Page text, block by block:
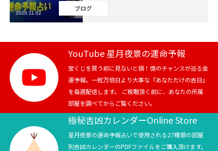
テニス
スポーツ
競馬
テニス四大大会・五輪
ブログ
2020.11.02
YouTube 星月夜景の運命予報
宝くじを買う前に見ないと損！億のチャンスが巡る金
運予報。一粒万倍日より大事な『あなただけの吉日』
を毎週配信します。 ご視聴頂く前に、あなたの所属
部屋を調べてからご覧ください。
極秘吉凶カレンダーOnline Store
星月夜景の運命予報占いで使用される27種類の部屋
別吉凶カレンダーのPDFファイルをご購入頂けます。